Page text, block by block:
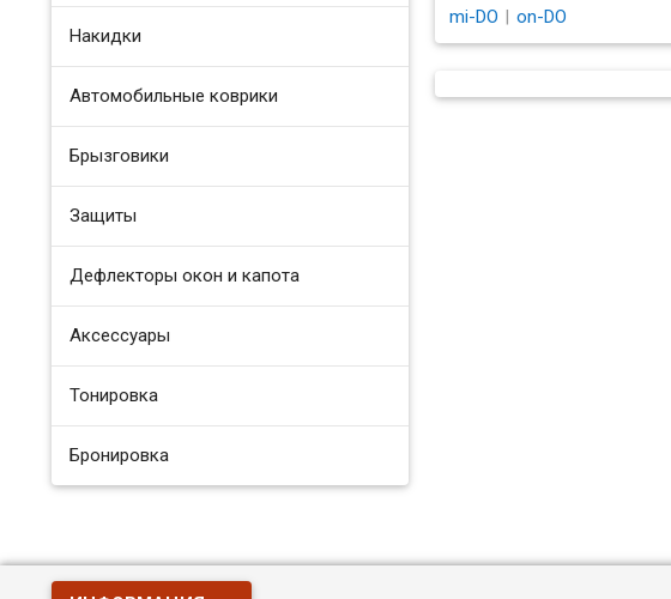
Накидки
Автомобильные коврики
Брызговики
Защиты
Дефлекторы окон и капота
Аксессуары
Тонировка
Бронировка
mi-DO on-DO